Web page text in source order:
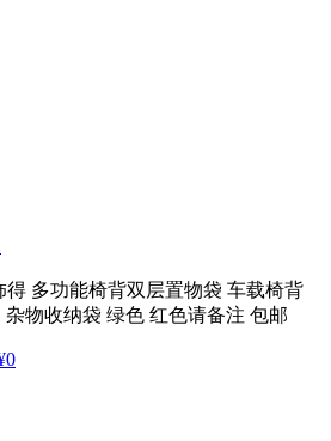
多功能椅背双层置物袋 车载椅背
杂物收纳袋 绿色 红色请备注 包邮